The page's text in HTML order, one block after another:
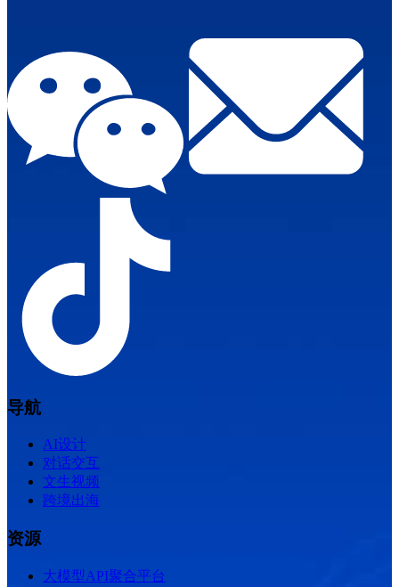
导航
AI设计
对话交互
文生视频
跨境出海
资源
大模型API聚合平台